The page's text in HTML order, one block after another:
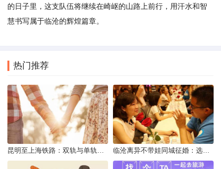
的日子里，这支队伍将继续在崎岖的山路上前行，用汗水和智
慧书写属于临沧的辉煌篇章。
热门推荐